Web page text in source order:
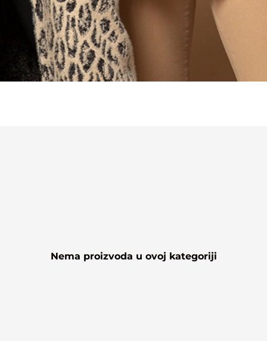
Nema proizvoda u ovoj kategoriji